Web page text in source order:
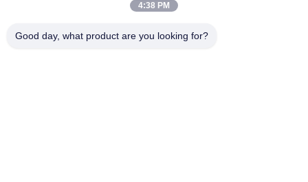
VOLLVO GEGEERPOMP VOE 14782798 voor de oorspronkelijke
4:38 PM
Good day, what product are you looking for?